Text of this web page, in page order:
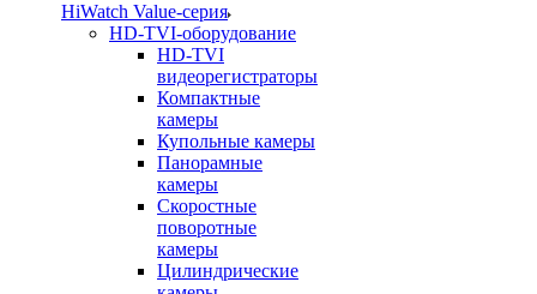
HiWatch Value-серия
HD-TVI-оборудование
HD-TVI
видеорегистраторы
Компактные
камеры
Купольные камеры
Панорамные
камеры
Скоростные
поворотные
камеры
Цилиндрические